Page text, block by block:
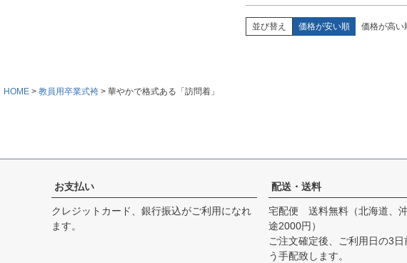
並び替え 価格が安い順 価格が高い
HOME 教員用卒業式袴 華やかで格式ある「訪問着」
お支払い
クレジットカード、銀行振込がご利用になれ
ます。
配送・送料
宅配便 送料無料（北海道、
途2000円）
ご注文確定後、ご利用日の3日
う手配致します。